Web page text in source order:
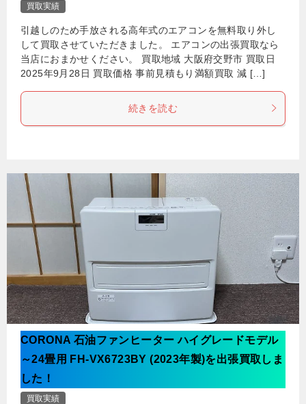
買取実績
引越しのため手放される高年式のエアコンを無料取り外し
して買取させていただきました。 エアコンの出張買取なら
当店におまかせください。 買取地域 大阪府交野市 買取日
2025年9月28日 買取価格 事前見積もり満額買取 減 […]
続きを読む
CORONA 石油ファンヒーター ハイグレードモデル
～24畳用 FH-VX6723BY (2023年製)を出張買取しま
した！
買取実績